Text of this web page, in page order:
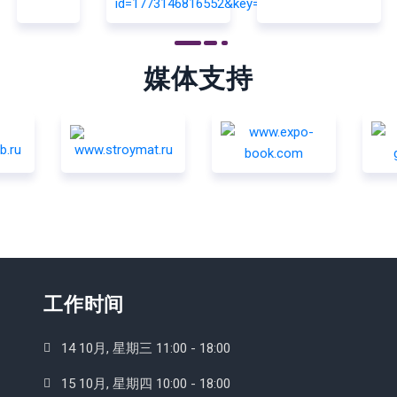
媒体支持
工作时间
14 10月, 星期三 11:00 - 18:00
15 10月, 星期四 10:00 - 18:00